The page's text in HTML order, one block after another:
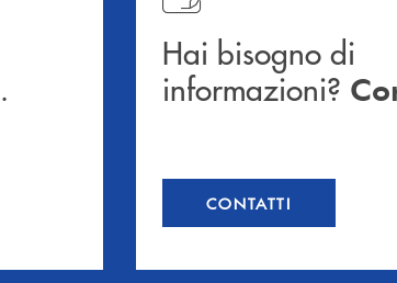
.
Hai bisogno di
informazioni?
CONTATTI